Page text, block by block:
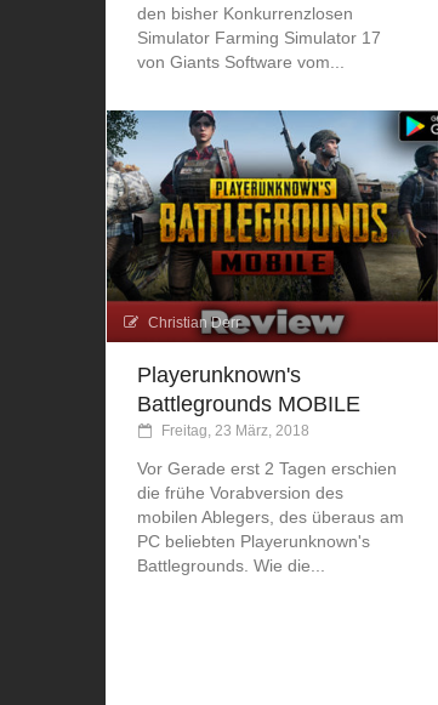
den bisher Konkurrenzlosen
Simulator Farming Simulator 17
von Giants Software vom...
Christian Derr
Playerunknown's
Battlegrounds MOBILE
Freitag, 23 März, 2018
Vor Gerade erst 2 Tagen erschien
die frühe Vorabversion des
mobilen Ablegers, des überaus am
PC beliebten Playerunknown's
Battlegrounds. Wie die...